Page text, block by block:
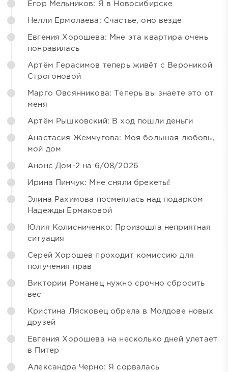
Егор Мельников: Я в Новосибирске
Нелли Ермолаева: Счастье, оно везде
Евгения Хорошева: Мне эта квартира очень
понравилась
Артём Герасимов теперь живёт с Вероникой
Строгоновой
Марго Овсянникова: Теперь вы знаете это от
меня
Артём Рышковский: В ход пошли деньги
Анастасия Жемчугова: Моя большая любовь,
мой дом
Анонс Дом-2 на 6/08/2026
Ирина Пинчук: Мне сняли брекеты!
Элина Рахимова посмеялась над подарком
Надежды Ермаковой
Юлия Колисниченко: Произошла неприятная
ситуация
Серей Хорошев проходит комиссию для
получения прав
Виктории Романец нужно срочно сбросить
вес
Кристина Лясковец обрела в Молдове новых
друзей
Евгения Хорошева на несколько дней улетает
в Питер
Александра Черно: Я сорвалась